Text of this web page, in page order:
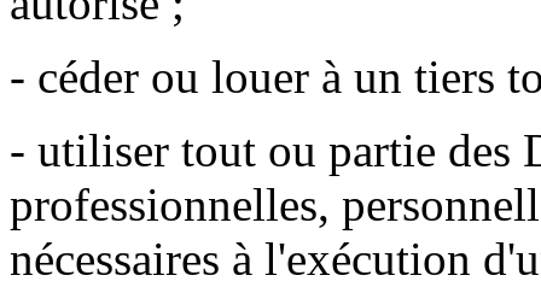
- céder ou louer à un tiers
- utiliser tout ou partie des
professionnelles,
nécessaires à l'exécution